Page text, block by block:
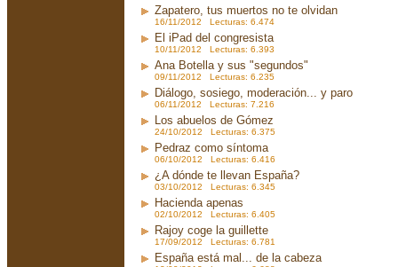
Zapatero, tus muertos no te olvidan
16/11/2012 Lecturas: 6.474
El iPad del congresista
10/11/2012 Lecturas: 6.393
Ana Botella y sus "segundos"
09/11/2012 Lecturas: 6.235
Diálogo, sosiego, moderación... y paro
06/11/2012 Lecturas: 7.216
Los abuelos de Gómez
24/10/2012 Lecturas: 6.375
Pedraz como síntoma
06/10/2012 Lecturas: 6.416
¿A dónde te llevan España?
03/10/2012 Lecturas: 6.345
Hacienda apenas
02/10/2012 Lecturas: 6.405
Rajoy coge la guillette
17/09/2012 Lecturas: 6.781
España está mal... de la cabeza